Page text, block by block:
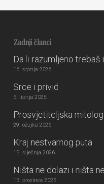
Zadnji članci
Da li razumljeno trebaš
16. srpnja 2026.
Srce i privid
5. lipnja 2026.
Prosvjetiteljska
29. ožujka 2026.
Kraj nestvarnog puta
15. siječnja 2026.
Ništa ne dolazi i ništa
13. prosinca 2025.